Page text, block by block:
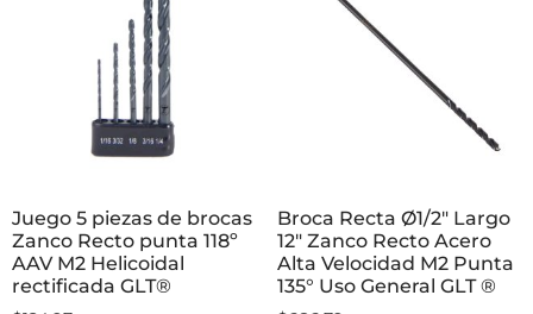
Juego 5 piezas de brocas
Zanco Recto punta 118º
AAV M2 Helicoidal
rectificada GLT®
Broca Recta Ø1/2″ Largo
12″ Zanco Recto Acero
Alta Velocidad M2 Punta
135° Uso General GLT ®